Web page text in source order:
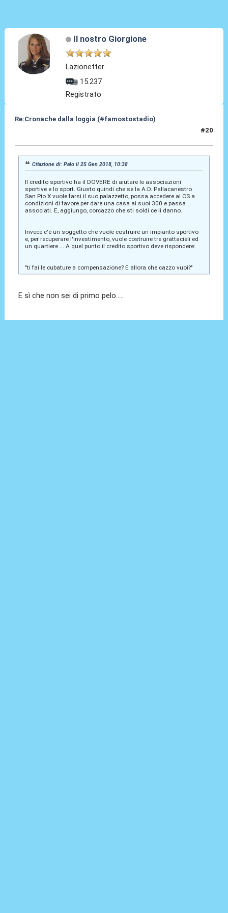
Il nostro Giorgione
Lazionetter
15.237
Registrato
Re:Cronache dalla loggia (#famostostadio)
#20
Citazione di: Palo il 25 Gen 2018, 10:38
Il credito sportivo ha il DOVERE di aiutare le associazioni
sportive e lo sport. Giusto quindi che se la A.D. Pallacanestro
San Pio X vuole farsi il suo palazzetto, possa accedere al CS a
condizioni di favore per dare una casa ai suoi 300 e passa
associati. E, aggiungo, corcazzo che sti soldi ce li danno.
Invece c'è un soggetto che vuole costruire un impianto sportivo
e, per recuperare l'investimento, vuole costruire tre grattacieli ed
un quartiere ... A quel punto il credito sportivo deve rispondere:
"ti fai le cubature a compensazione? E allora che cazzo vuoi?"
E sì che non sei di primo pelo.....